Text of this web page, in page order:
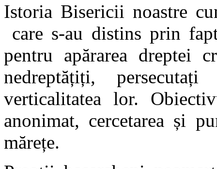
Istoria Bisericii noastre
care s-au distins prin
pentru apărarea dreptei
nedreptățiți,
verticalitatea lor.
anonimat, cercetarea și
mărețe.